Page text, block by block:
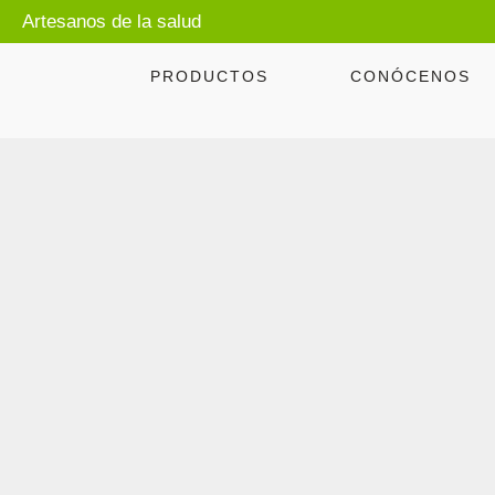
Artesanos de la salud
PRODUCTOS CONÓCENOS